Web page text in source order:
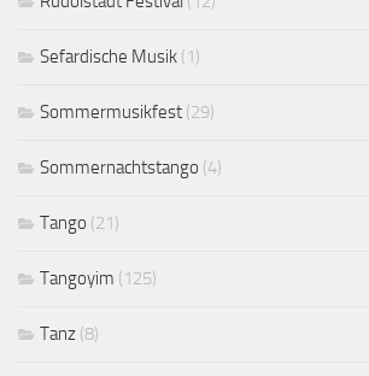
Sefardische Musik (1)
Sommermusikfest (29)
Sommernachtstango (4)
Tango (21)
Tangoyim (125)
Tanz (8)